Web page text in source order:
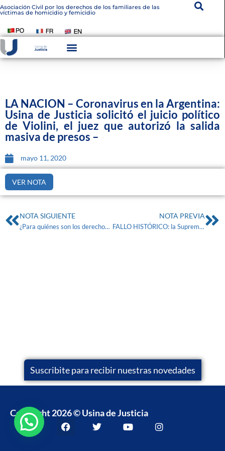
Asociación Civil por los derechos de los familiares de las
víctimas de homicidio y femicidio
LA NACION – Coronavirus en la Argentina:
Usina de Justicia solicitó el juicio político
de Violini, el juez que autorizó la salida
masiva de presos –
mayo 11, 2020
VER NOTA
NOTA SIGUIENTE
¿Para quiénes son los derechos humanos?
NOTA PREVIA
FALLO HISTÓRICO: la Suprema Corte de la Provincia de Bs. As. falló revocando la sentencia de la Cámara de Casación que disponía las prisiones domiciliarias a asesinos, violadores, etc, y exigió qué las Víctimas sean oídas
Suscribite para recibir nuestras novedades
Copyright 2026 © Usina de Justicia